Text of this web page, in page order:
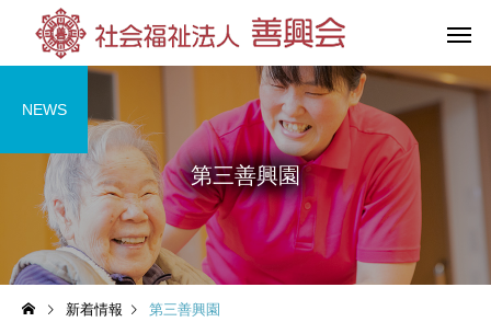
花の王善興園
（特別養護老人ホーム） （特別養護老人
第三善興園
NEWS
新着情報 第三善興園